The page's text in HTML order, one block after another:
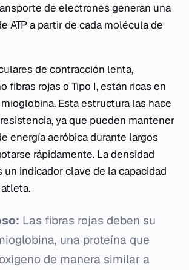
de electrones generan una
ATP a partir de cada molécula de
de contracción lenta,
fibras rojas o Tipo I, están ricas en
Esta estructura las hace
ya que pueden mantener
energía aeróbica durante largos
rápidamente. La densidad
un indicador clave de la capacidad
Las fibras rojas deben su
una proteína que
de manera similar a